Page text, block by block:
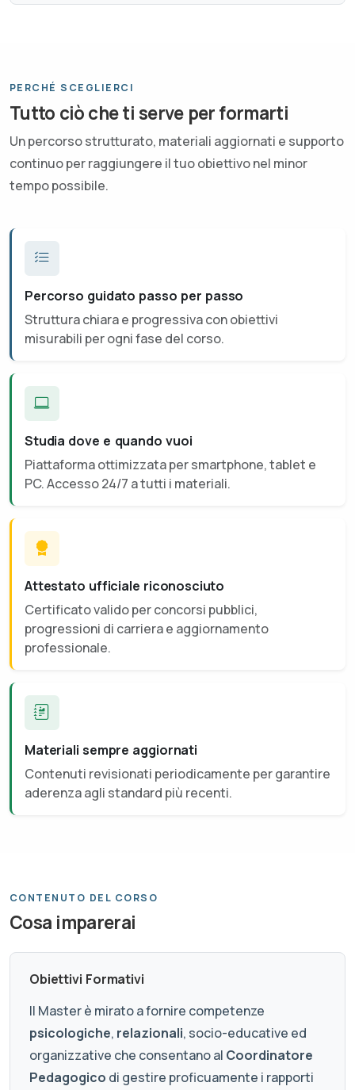
PERCHÉ SCEGLIERCI
Tutto ciò che ti serve per formarti
Un percorso strutturato, materiali aggiornati e supporto
continuo per raggiungere il tuo obiettivo nel minor
tempo possibile.
Percorso guidato passo per passo
Struttura chiara e progressiva con obiettivi
misurabili per ogni fase del corso.
Studia dove e quando vuoi
Piattaforma ottimizzata per smartphone, tablet e
PC. Accesso 24/7 a tutti i materiali.
Attestato ufficiale riconosciuto
Certificato valido per concorsi pubblici,
progressioni di carriera e aggiornamento
professionale.
Materiali sempre aggiornati
Contenuti revisionati periodicamente per garantire
aderenza agli standard più recenti.
CONTENUTO DEL CORSO
Cosa imparerai
Obiettivi Formativi
Il Master è mirato a fornire competenze
psicologiche, relazionali, socio-educative ed
organizzative che consentano al Coordinatore
Pedagogico di gestire proficuamente i rapporti